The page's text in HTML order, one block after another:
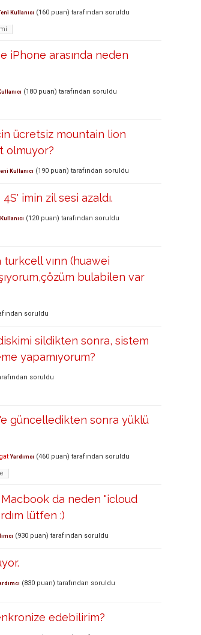
Kullanıcı (160 puan) tarafından soruldu
iPhone arasında neden
(180 puan) tarafından soruldu
ücretsiz mountain lion
olmuyor?
Kullanıcı (190 puan) tarafından soruldu
imin zil sesi azaldı.
(120 puan) tarafından soruldu
vınn (huawei
bulabilen var
soruldu
sildikten sonra, sistem
yapamıyorum?
soruldu
güncelledikten sonra yüklü
Yardımcı (460 puan) tarafından soruldu
da neden "icloud
lütfen :)
(930 puan) tarafından soruldu
(830 puan) tarafından soruldu
edebilirim?